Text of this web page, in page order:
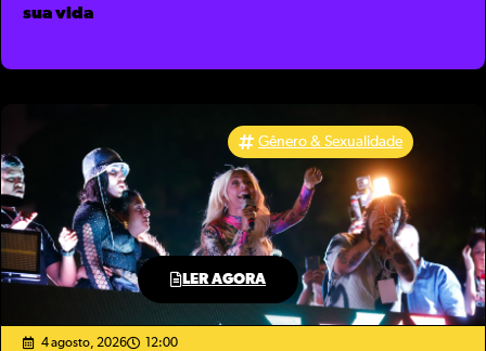
sua vida
LER AGORA
Gênero & Sexualidade
4 agosto, 2026 12:00